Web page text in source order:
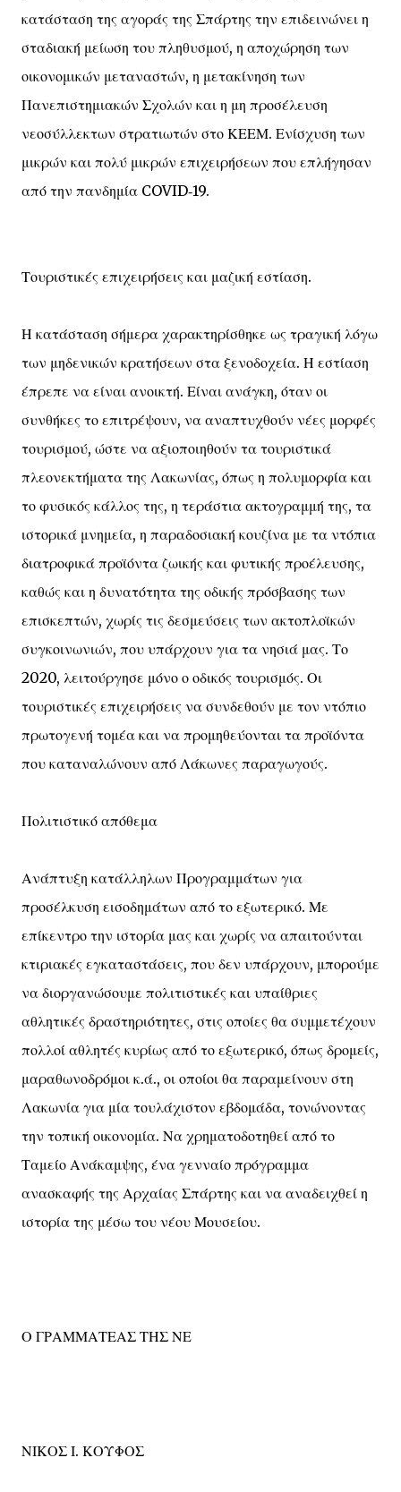
κατάσταση της αγοράς της Σπάρτης την επιδεινώνει η
σταδιακή μείωση του πληθυσμού, η αποχώρηση των
οικονομικών μεταναστών, η μετακίνηση των
Πανεπιστημιακών Σχολών και η μη προσέλευση
νεοσύλλεκτων στρατιωτών στο ΚΕΕΜ. Ενίσχυση των
μικρών και πολύ μικρών επιχειρήσεων που επλήγησαν
από την πανδημία COVID‐19.
Τουριστικές επιχειρήσεις και μαζική εστίαση.
Η κατάσταση σήμερα χαρακτηρίσθηκε ως τραγική λόγω
των μηδενικών κρατήσεων στα ξενοδοχεία. Η εστίαση
έπρεπε να είναι ανοικτή. Είναι ανάγκη, όταν οι
συνθήκες το επιτρέψουν, να αναπτυχθούν νέες μορφές
τουρισμού, ώστε να αξιοποιηθούν τα τουριστικά
πλεονεκτήματα της Λακωνίας, όπως η πολυμορφία και
το φυσικός κάλλος της, η τεράστια ακτογραμμή της, τα
ιστορικά μνημεία, η παραδοσιακή κουζίνα με τα ντόπια
διατροφικά προϊόντα ζωικής και φυτικής προέλευσης,
καθώς και η δυνατότητα της οδικής πρόσβασης των
επισκεπτών, χωρίς τις δεσμεύσεις των ακτοπλοϊκών
συγκοινωνιών, που υπάρχουν για τα νησιά μας. Το
2020, λειτούργησε μόνο ο οδικός τουρισμός. Οι
τουριστικές επιχειρήσεις να συνδεθούν με τον ντόπιο
πρωτογενή τομέα και να προμηθεύονται τα προϊόντα
που καταναλώνουν από Λάκωνες παραγωγούς.
Πολιτιστικό απόθεμα
Ανάπτυξη κατάλληλων Προγραμμάτων για
προσέλκυση εισοδημάτων από το εξωτερικό. Με
επίκεντρο την ιστορία μας και χωρίς να απαιτούνται
κτιριακές εγκαταστάσεις, που δεν υπάρχουν, μπορούμε
να διοργανώσουμε πολιτιστικές και υπαίθριες
αθλητικές δραστηριότητες, στις οποίες θα συμμετέχουν
πολλοί αθλητές κυρίως από το εξωτερικό, όπως δρομείς,
μαραθωνοδρόμοι κ.ά., οι οποίοι θα παραμείνουν στη
Λακωνία για μία τουλάχιστον εβδομάδα, τονώνοντας
την τοπική οικονομία. Να χρηματοδοτηθεί από το
Ταμείο Ανάκαμψης, ένα γενναίο πρόγραμμα
ανασκαφής της Αρχαίας Σπάρτης και να αναδειχθεί η
ιστορία της μέσω του νέου Μουσείου.
Ο ΓΡΑΜΜΑΤΕΑΣ ΤΗΣ ΝΕ
ΝΙΚΟΣ Ι. ΚΟΥΦΟΣ